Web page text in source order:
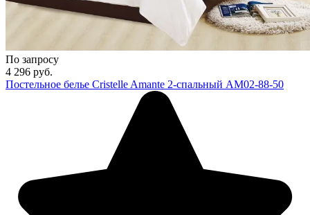
По запросу
4 296 руб.
Постельное белье Cristelle Amante 2-спальный AM02-88-50